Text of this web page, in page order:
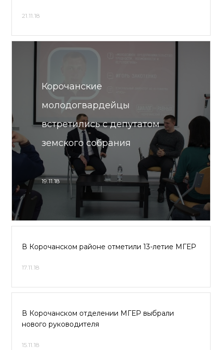
21.11.18
Корочанские
молодогвардейцы
встретились с депутатом
земского собрания
19.11.18
В Корочанском районе отметили 13-летие МГЕР
17.11.18
В Корочанском отделении МГЕР выбрали
нового руководителя
15.11.18